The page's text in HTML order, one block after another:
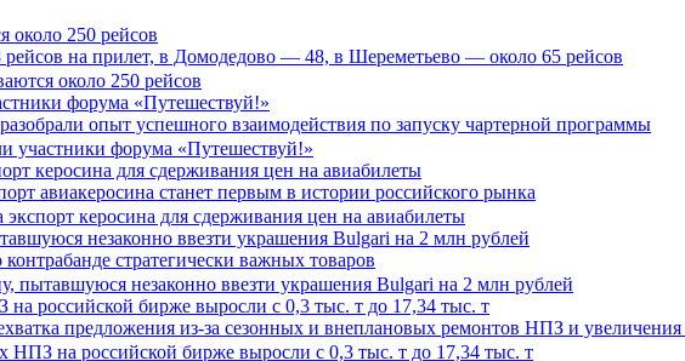
около 250 рейсов
на прилет, в Домодедово — 48, в Шереметьево — около 65 рейсов
форума «Путешествуй!»
опыт успешного взаимодействия по запуску чартерной программы
керосина для сдерживания цен на авиабилеты
авиакеросина станет первым в истории российского рынка
незаконно ввезти украшения Bulgari на 2 млн рублей
стратегически важных товаров
российской бирже выросли с 0,3 тыс. т до 17,34 тыс. т
предложения из-за сезонных и внеплановых ремонтов НПЗ и увеличения